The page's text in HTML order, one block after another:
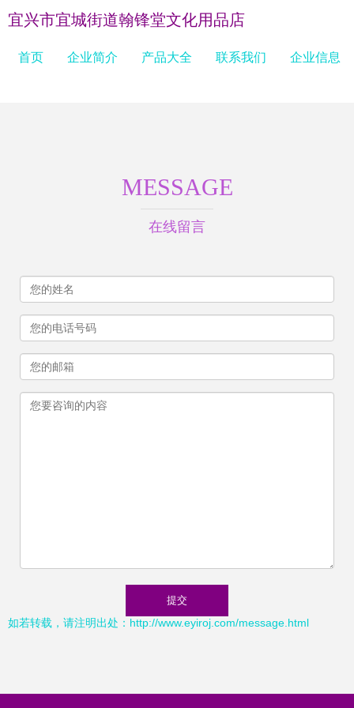
宜兴市宜城街道翰锋堂文化用品店
首页 企业简介 产品大全 联系我们 企业信息
MESSAGE
在线留言
如若转载，请注明出处：http://www.eyiroj.com/message.html